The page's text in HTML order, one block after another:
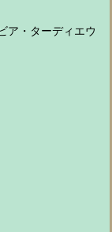
ア・ターディエウ